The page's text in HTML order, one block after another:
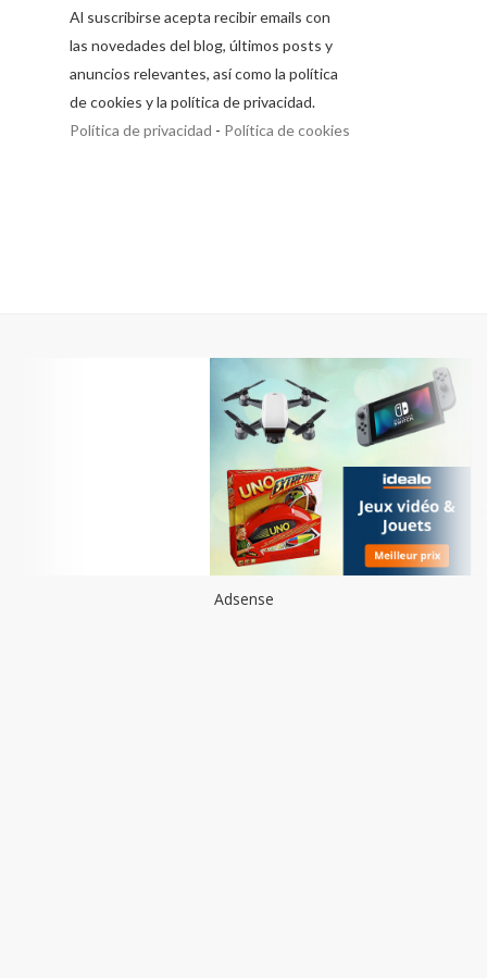
Al suscribirse acepta recibir emails con
las novedades del blog, últimos posts y
anuncios relevantes, así como la política
de cookies y la política de privacidad.
Política de privacidad - Política de cookies
Adsense